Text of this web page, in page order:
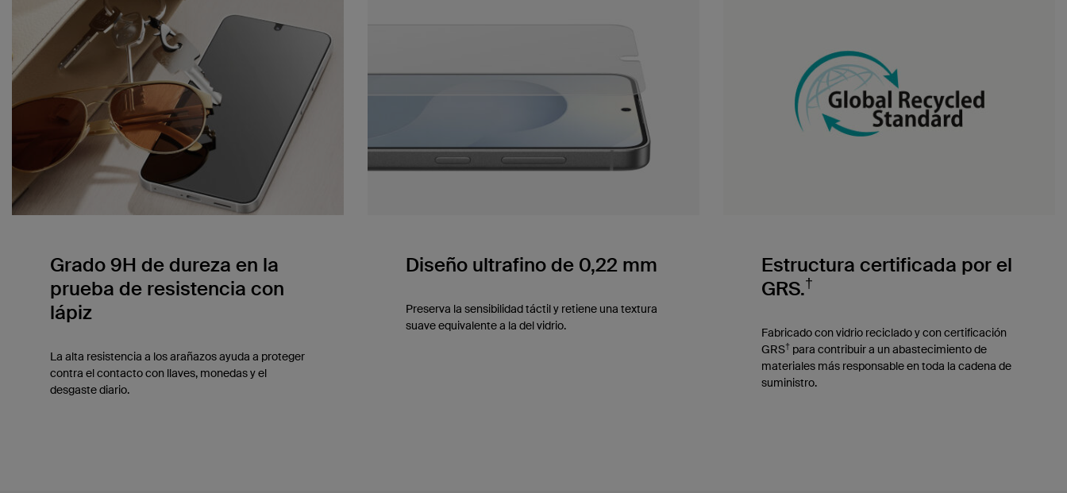
Grado 9H de dureza en la
prueba de resistencia con
lápiz
La alta resistencia a los arañazos ayuda a proteger
contra el contacto con llaves, monedas y el
desgaste diario.
Diseño ultrafino de 0,22 mm
Preserva la sensibilidad táctil y retiene una textura
suave equivalente a la del vidrio.
Estructura certificada por el
GRS.†
Fabricado con vidrio reciclado y con certificación
GRS†para contribuir a un abastecimiento de
materiales más responsable en toda la cadena de
suministro.